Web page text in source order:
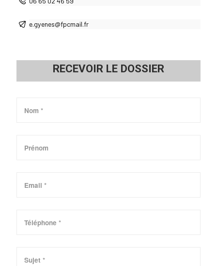
e.gyenes@fpcmail.fr
RECEVOIR LE DOSSIER